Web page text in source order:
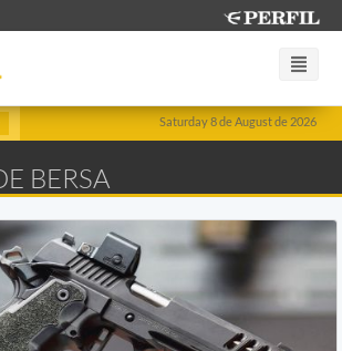
Saturday 8 de August de 2026
BERSA